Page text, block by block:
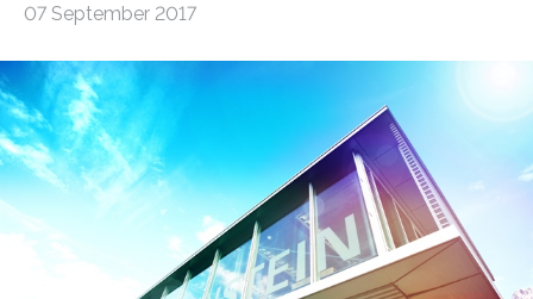
07 September 2017